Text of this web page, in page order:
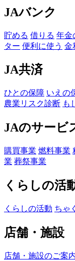
JAバンク
貯める 借りる 年金
ター 便利に使う 金
JA共済
ひとの保障 いえの
農業リスク診断 も
JAのサービ
購買事業 燃料事業
業 葬祭事業
くらしの活
くらしの活動 ちゃ
店舗・施設
店舗・施設のご案